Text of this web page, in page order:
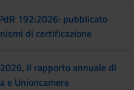
192:2026: pubblicato
di certificazione
2026, il rapporto annuale di
e Unioncamere